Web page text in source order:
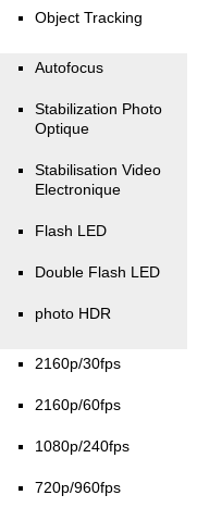
Object Tracking
Autofocus
Stabilization Photo
Optique
Stabilisation Video
Electronique
Flash LED
Double Flash LED
photo HDR
2160p/30fps
2160p/60fps
1080p/240fps
720p/960fps